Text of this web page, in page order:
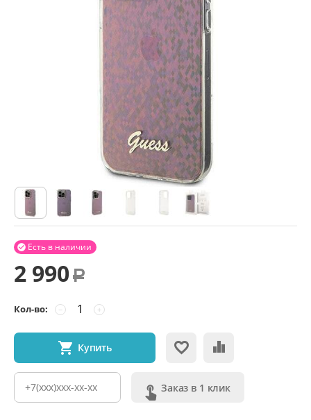
Есть в наличии

2 990 Р
Кол-во: +
−
Купить
Заказ в 1 клик